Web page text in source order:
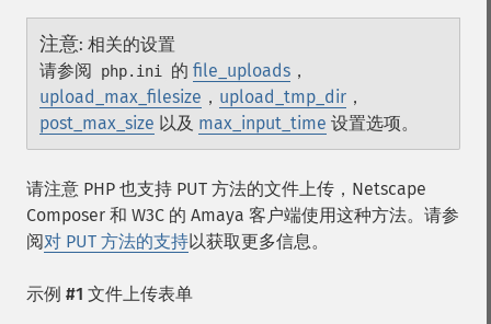
注意: 相关的设置
请参阅
php.ini 的 file_uploads ，
upload_max_filesize ， upload_tmp_dir ，
post_max_size 以及 max_input_time 设置选项。
请注意 PHP 也支持 PUT 方法的文件上传， Netscape
Composer 和 W3C 的 Amaya 客户端使用这种方法。请参
阅对 PUT 方法的支持以获取更多信息。
示例 #1 文件上传表单